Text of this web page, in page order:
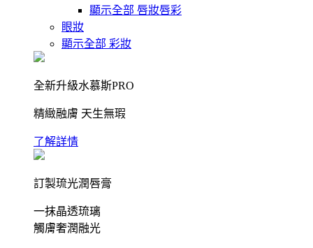
顯示全部 唇妝唇彩
眼妝
顯示全部 彩妝
全新升級水慕斯PRO
精緻融膚 天生無瑕
了解詳情
訂製琉光潤唇膏
一抹晶透琉璃
觸膚奢潤融光